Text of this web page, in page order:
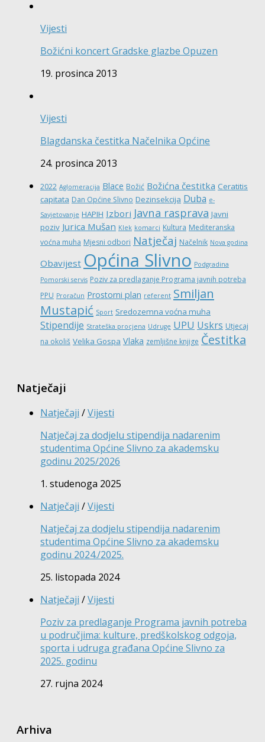
Vijesti
Božićni koncert Gradske glazbe Opuzen
19. prosinca 2013
Vijesti
Blagdanska čestitka Načelnika Općine
24. prosinca 2013
2022 Aglomeracija Blace Božić Božićna čestitka Ceratitis
capitata Dan Općine Slivno Dezinsekcija Duba e-
Savjetovanje HAPIH Izbori Javna rasprava Javni
poziv Jurica Mušan Klek komarci Kultura Mediteranska
voćna muha Mjesni odbori Natječaj Načelnik Nova godina
Obavijest Općina Slivno Podgradina
Pomorski servis Poziv za predlaganje Programa javnih potreba
PPU Proračun Prostorni plan referent Smiljan
Mustapić Sport Sredozemna voćna muha
Stipendije Strateška procjena Udruge UPU Uskrs Utjecaj
na okoliš Velika Gospa Vlaka zemljišne knjige Čestitka
Natječaji
Natječaji /Vijesti
Natječaj za dodjelu stipendija nadarenim
studentima Općine Slivno za akademsku
godinu 2025/2026
1. studenoga 2025
Natječaji /Vijesti
Natječaj za dodjelu stipendija nadarenim
studentima Općine Slivno za akademsku
godinu 2024./2025.
25. listopada 2024
Natječaji /Vijesti
Poziv za predlaganje Programa javnih potreba
u područjima: kulture, predškolskog odgoja,
sporta i udruga građana Općine Slivno za
2025. godinu
27. rujna 2024
Arhiva